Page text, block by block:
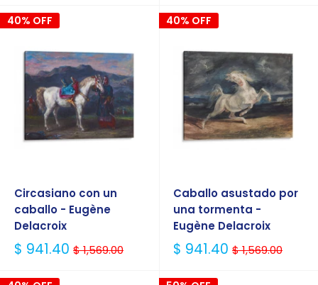
40% OFF
Circasiano con un
caballo - Eugène
Delacroix
Precio
$ 941.40 $ 1,569.00
40% OFF
Caballo asustado por
una tormenta -
Eugène Delacroix
Precio
$ 941.40 $ 1,569.00